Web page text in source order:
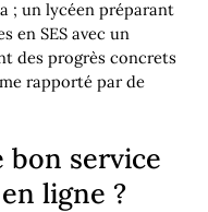
; un lycéen préparant
en SES avec un
des progrès concrets
rapporté par de
bon service
ligne ?